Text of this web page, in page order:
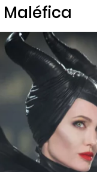
Maléfica